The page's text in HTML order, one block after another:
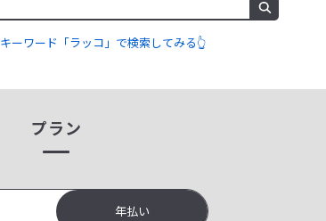
キーワード「ラッコ」で検索してみる👆
プラン
年払い